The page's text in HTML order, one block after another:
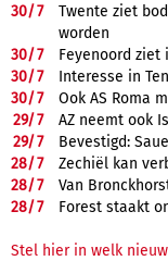
30/7
Twente ziet
worden
30/7
Feyenoord ziet
30/7
Interesse in
30/7
Ook AS Roma
29/7
AZ neemt ook
29/7
Bevestigd:
28/7
Zechiël kan
28/7
Van
28/7 Forest staakt
Stel hier in welk